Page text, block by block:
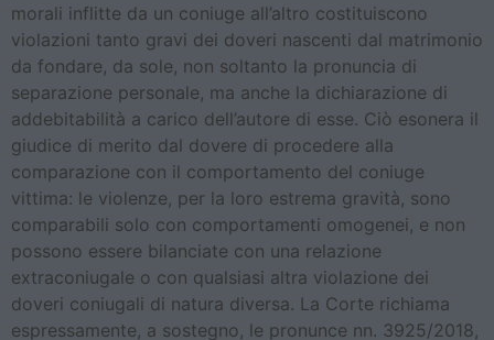
morali inflitte da un coniuge all’altro costituiscono
violazioni tanto gravi dei doveri nascenti dal matrimonio
da fondare, da sole, non soltanto la pronuncia di
separazione personale, ma anche la dichiarazione di
addebitabilità a carico dell’autore di esse. Ciò esonera il
giudice di merito dal dovere di procedere alla
comparazione con il comportamento del coniuge
vittima: le violenze, per la loro estrema gravità, sono
comparabili solo con comportamenti omogenei, e non
possono essere bilanciate con una relazione
extraconiugale o con qualsiasi altra violazione dei
doveri coniugali di natura diversa. La Corte richiama
espressamente, a sostegno, le pronunce nn. 3925/2018,